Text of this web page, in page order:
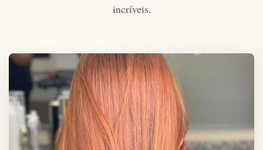
incríveis.